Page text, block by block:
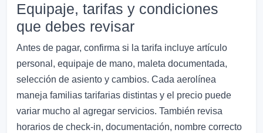
Equipaje, tarifas y condiciones
que debes revisar
Antes de pagar, confirma si la tarifa incluye artículo
personal, equipaje de mano, maleta documentada,
selección de asiento y cambios. Cada aerolínea
maneja familias tarifarias distintas y el precio puede
variar mucho al agregar servicios. También revisa
horarios de check-in, documentación, nombre correcto